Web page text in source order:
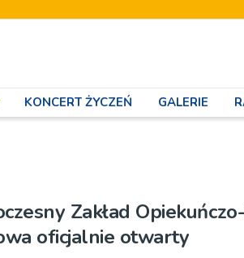
KONCERT ŻYCZEŃ GALERIE
Zakład
oficjalnie otwarty